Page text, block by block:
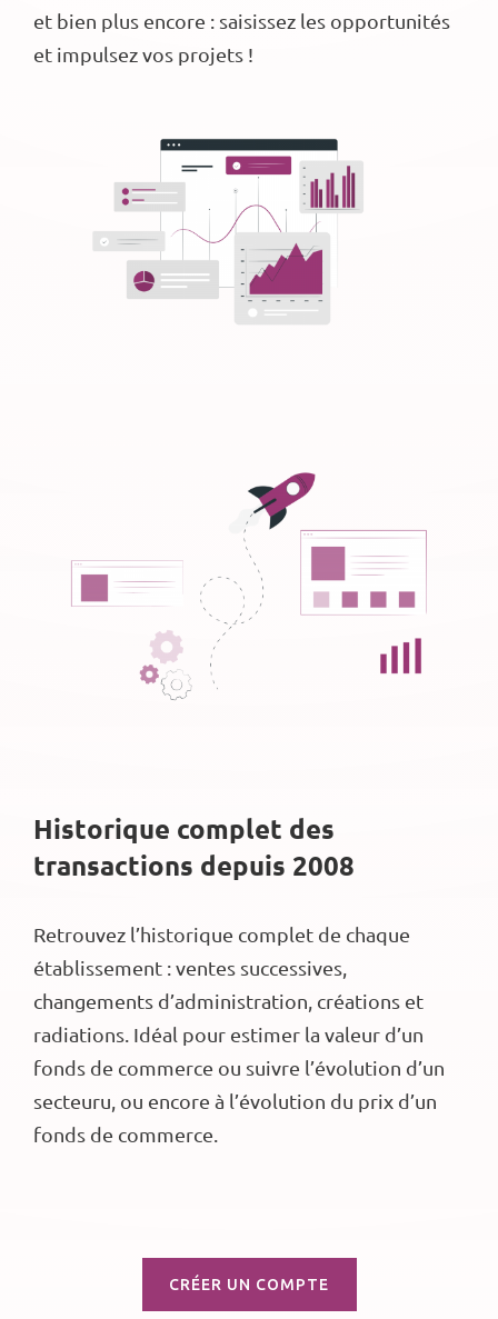
et bien plus encore : saisissez les opportunités
et impulsez vos projets !
Historique complet des
transactions depuis 2008
Retrouvez l’historique complet de chaque
établissement : ventes successives,
changements d’administration, créations et
radiations. Idéal pour estimer la valeur d’un
fonds de commerce ou suivre l’évolution d’un
secteuru, ou encore à l’évolution du prix d’un
fonds de commerce.
CRÉER UN COMPTE